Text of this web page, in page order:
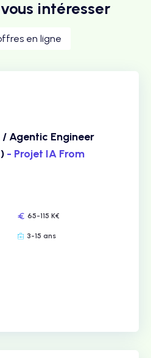
intéresser
en ligne
Agentic Engineer
- Projet IA From
65-115 K€
3-15 ans